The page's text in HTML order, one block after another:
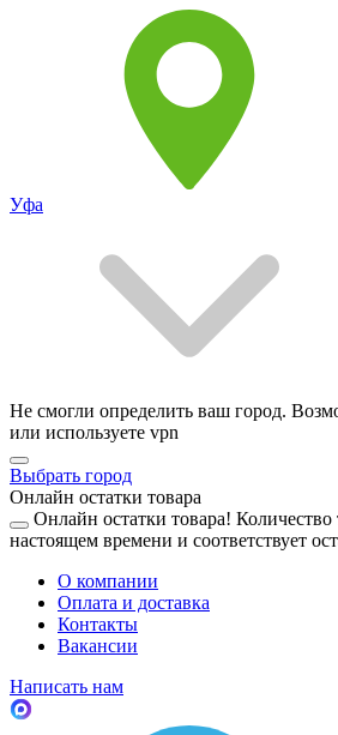
Уфа
Не смогли определить ваш город.
или используете vpn
Выбрать город
Онлайн остатки товара
Онлайн остатки товара! Количество
настоящем времени и соответствует
О компании
Оплата и доставка
Контакты
Вакансии
Написать нам